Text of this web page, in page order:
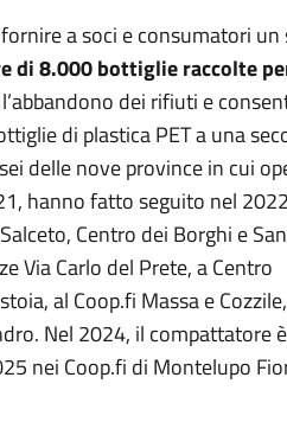
a soci e consumatori un
di 8.000 bottiglie raccolte
dei rifiuti e
di plastica PET a una
delle nove province in cui
hanno fatto seguito nel
Centro dei Borghi e
Via Carlo del Prete, a Centro
al Coop.fi Massa e
Nel 2024, il compattatore
nei Coop.fi di Montelupo